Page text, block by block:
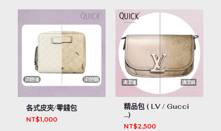
各式皮夾/零錢包
NT$1,000
精品包 ( LV / Gucci
…)
NT$2,500